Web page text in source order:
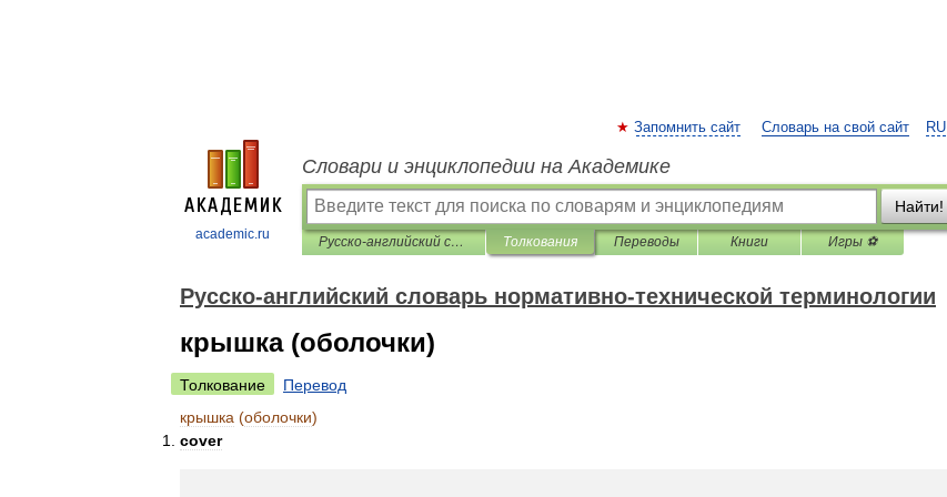
academic.ru
RU
Запомнить сайт Словарь на свой сайт
Словари и энциклопедии на Академике
Найти!
Русско-английский словарь нормативно-технической терминологии Толкования Переводы Книги Игры ⚽
Русско-английский словарь нормативно-технической терминологии
крышка (оболочки)
Толкование
Перевод
крышка (оболочки)
cover